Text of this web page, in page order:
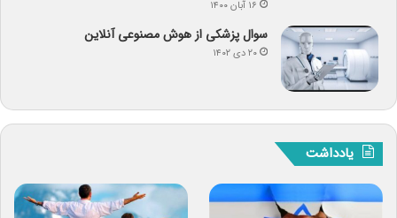
۱۶ آبان ۱۴۰۰
سوال پزشکی از هوش مصنوعی آنلاین
۲۰ دی ۱۴۰۲
یادداشت